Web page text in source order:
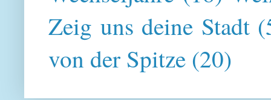
Zeig uns deine Stadt
von der Spitze (20)